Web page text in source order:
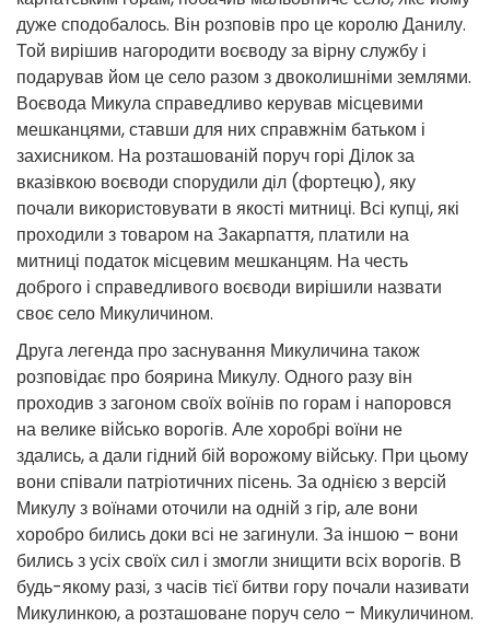
дуже сподобалось. Він розповів про це королю Данилу.
Той вирішив нагородити воєводу за вірну службу і
подарував йом це село разом з двоколишніми землями.
Воєвода Микула справедливо керував місцевими
мешканцями, ставши для них справжнім батьком і
захисником. На розташованій поруч горі Ділок за
вказівкою воєводи спорудили діл (фортецю), яку
почали використовувати в якості митниці. Всі купці, які
проходили з товаром на Закарпаття, платили на
митниці податок місцевим мешканцям. На честь
доброго і справедливого воєводи вирішили назвати
своє село Микуличином.
Друга легенда про заснування Микуличина також
розповідає про боярина Микулу. Одного разу він
проходив з загоном своїх воїнів по горам і напоровся
на велике військо ворогів. Але хоробрі воїни не
здались, а дали гідний бій ворожому війську. При цьому
вони співали патріотичних пісень. За однією з версій
Микулу з воїнами оточили на одній з гір, але вони
хоробро бились доки всі не загинули. За іншою – вони
бились з усіх своїх сил і змогли знищити всіх ворогів. В
будь-якому разі, з часів тієї битви гору почали називати
Микулинкою, а розташоване поруч село – Микуличином.